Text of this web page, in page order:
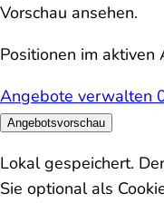
Vorschau ansehen.
Positionen im aktiven
Angebote verwalten
Angebotsvorschau
Lokal gespeichert.
Sie optional als